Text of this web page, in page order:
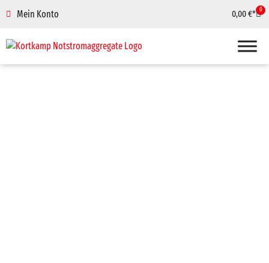
Mein Konto 0,00€ 0